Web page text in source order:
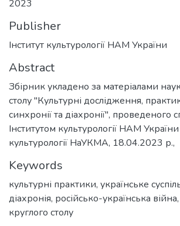
2023
Publisher
Інститут культурології НАМ України
Abstract
Збірник укладено за матеріалами
столу "Культурні дослідження,
синхронії та діахронії", проведеного
Інститутом культурології НАМ
культурології НаУКМА, 18.04.2023 р.,
Keywords
культурні практики, українське
діахронія, російсько-українська війна,
круглого столу